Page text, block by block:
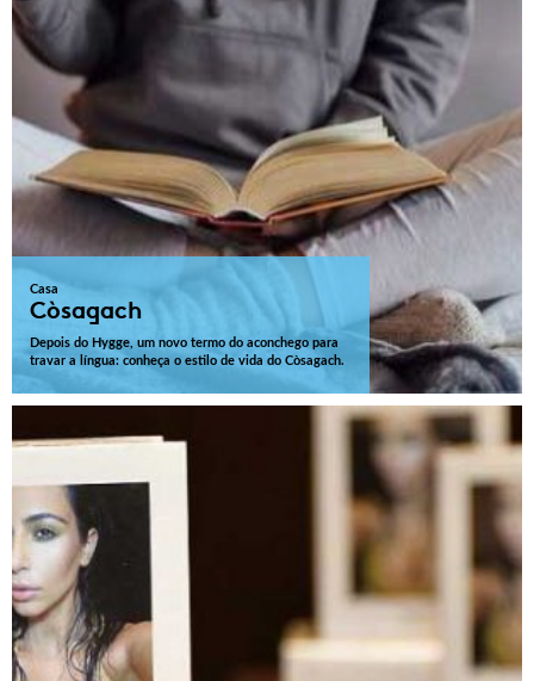
Casa
Còsagach
Depois do Hygge, um novo termo do aconchego para
travar a língua: conheça o estilo de vida do Còsagach.